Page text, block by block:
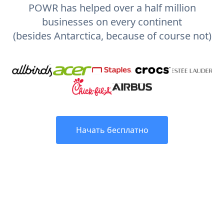
POWR has helped over a half million
businesses on every continent
(besides Antarctica, because of course not)
Начать бесплатно